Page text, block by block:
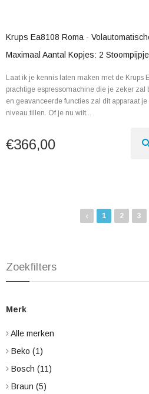
Krups Ea8108 Roma -
Maximaal Aantal Kopjes: 2
Laat ik je kennis laten maken met de Krups
prachtige espressomachine die je zeker zal
en geavanceerde functies zal dit apparaat
niveau tillen. Of je nu wilt...
€366,00
‹ 1 2 3
Zoekfilters
Merk
Alle merken
Beko (1)
Bosch (11)
Braun (5)